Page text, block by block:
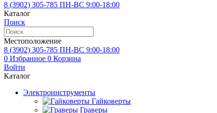
8 (3902) 305-785 ПН-ВС 9:00-18:00
Каталог
Поиск
Местоположение
8 (3902) 305-785 ПН-ВС 9:00-18:00
0 Избранное 0 Корзина
Войти
Каталог
Электроинструменты
Гайковерты
Граверы